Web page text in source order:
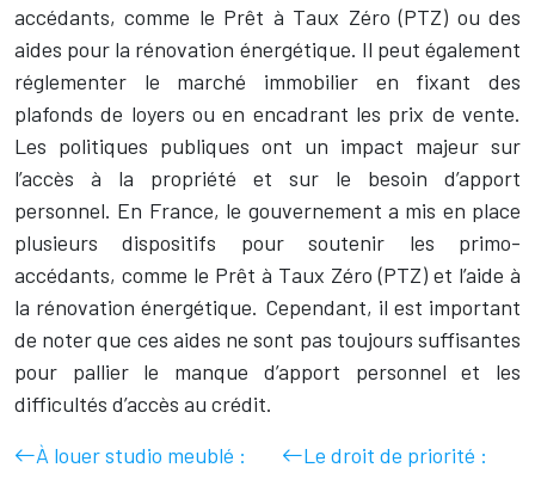
accédants, comme le Prêt à Taux Zéro (PTZ) ou des
aides pour la rénovation énergétique. Il peut également
réglementer le marché immobilier en fixant des
plafonds de loyers ou en encadrant les prix de vente.
Les politiques publiques ont un impact majeur sur
l’accès à la propriété et sur le besoin d’apport
personnel. En France, le gouvernement a mis en place
plusieurs dispositifs pour soutenir les primo-
accédants, comme le Prêt à Taux Zéro (PTZ) et l’aide à
la rénovation énergétique. Cependant, il est important
de noter que ces aides ne sont pas toujours suffisantes
pour pallier le manque d’apport personnel et les
difficultés d’accès au crédit.
À louer studio meublé :
Le droit de priorité :